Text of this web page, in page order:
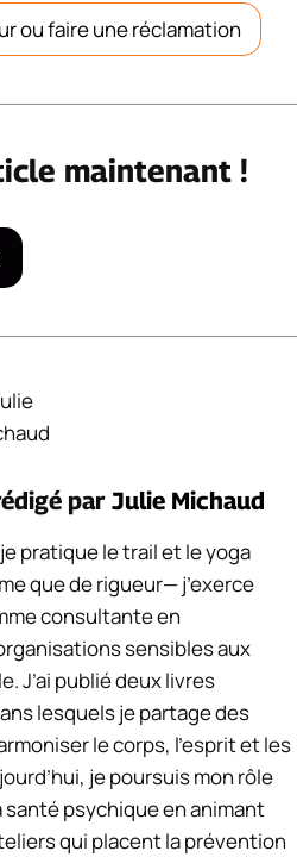
ou faire une réclamation
maintenant !
par Julie Michaud
pratique le trail et le yoga
que de rigueur— j’exerce
consultante en
sensibles aux
J’ai publié deux livres
lesquels je partage des
le corps, l’esprit et les
je poursuis mon rôle
santé psychique en animant
qui placent la prévention